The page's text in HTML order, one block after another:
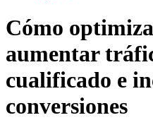
Cómo
aumentar
cualificado e
conversiones